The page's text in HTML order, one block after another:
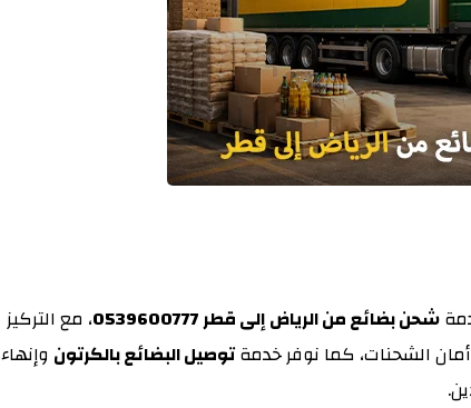
شحن بضائع من الرياض إلى قطر 0539600777
، مع التركيز
الشحنات، كما نوفر خدمةتوصيل البضائع بالكرتون وإنهاء